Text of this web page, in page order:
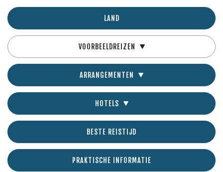
LAND
VOORBEELDREIZEN
ARRANGEMENTEN
HOTELS
BESTE REISTIJD
PRAKTISCHE INFORMATIE